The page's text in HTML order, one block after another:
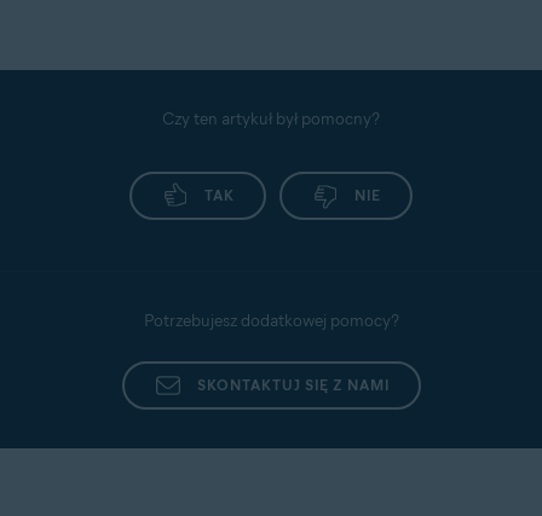
Czy ten artykuł był pomocny?
TAK NIE
Potrzebujesz dodatkowej pomocy?
SKONTAKTUJ SIĘ Z NAMI